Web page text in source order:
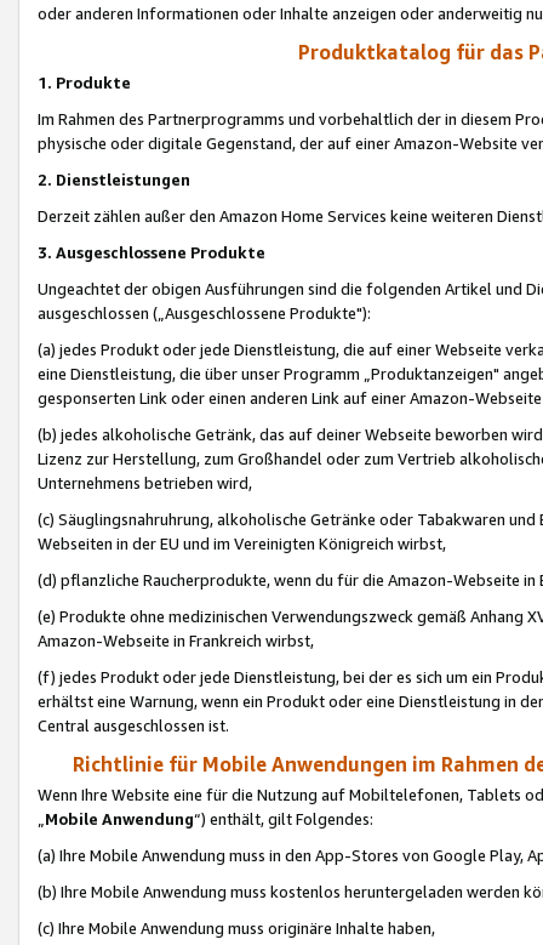
oder anderen Informationen oder Inhalte anzeigen oder anderweitig
Produktkatalog für das
1. Produkte
Im Rahmen des Partnerprogramms und vorbehaltlich der in diesem
physische oder digitale Gegenstand, der auf einer Amazon-Website
2. Dienstleistungen
Derzeit zählen außer den Amazon Home Services keine weiteren
3. Ausgeschlossene Produkte
Ungeachtet der obigen Ausführungen sind die folgenden Artikel und
ausgeschlossen („Ausgeschlossene Produkte"):
(a) jedes Produkt oder jede Dienstleistung, die auf einer Webseite
eine Dienstleistung, die über unser Programm „Produktanzeigen"
gesponserten Link oder einen anderen Link auf einer Amazon-
(b) jedes alkoholische Getränk, das auf deiner Webseite beworben
Lizenz zur Herstellung, zum Großhandel oder zum Vertrieb
Unternehmens betrieben wird,
(c) Säuglingsnahruhrung, alkoholische Getränke oder Tabakwaren
Webseiten in der EU und im Vereinigten Königreich wirbst,
(d) pflanzliche Raucherprodukte, wenn du für die Amazon-Webseite in
(e) Produkte ohne medizinischen Verwendungszweck gemäß Anhang
Amazon-Webseite in Frankreich wirbst,
(f) jedes Produkt oder jede Dienstleistung, bei der es sich um ein
erhältst eine Warnung, wenn ein Produkt oder eine Dienstleistung in
Central ausgeschlossen ist.
Richtlinie für Mobile Anwendungen im Rahmen
Wenn Ihre Website eine für die Nutzung auf Mobiltelefonen, Tablets
„Mobile Anwendung“) enthält, gilt Folgendes:
(a) Ihre Mobile Anwendung muss in den App-Stores von Google Play,
(b) Ihre Mobile Anwendung muss kostenlos heruntergeladen werden
(c) Ihre Mobile Anwendung muss originäre Inhalte haben,